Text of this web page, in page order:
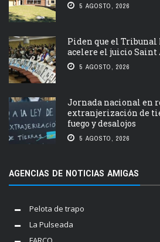
5 AGOSTO, 2026
Piden que el Tribunal
acelere el juicio
5 AGOSTO, 2026
Jornada nacional en
extranjerización de
fuego y desalojos
5 AGOSTO, 2026
AGENCIAS DE NOTICIAS AMIGAS
Pelota de trapo
La Pulseada